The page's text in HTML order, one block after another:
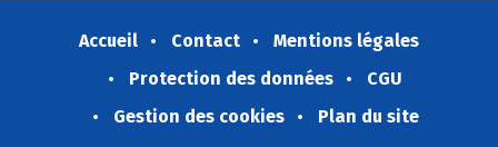
Accueil Contact
Mentions légales
Protection des données
CGU
Gestion des cookies
Plan du site